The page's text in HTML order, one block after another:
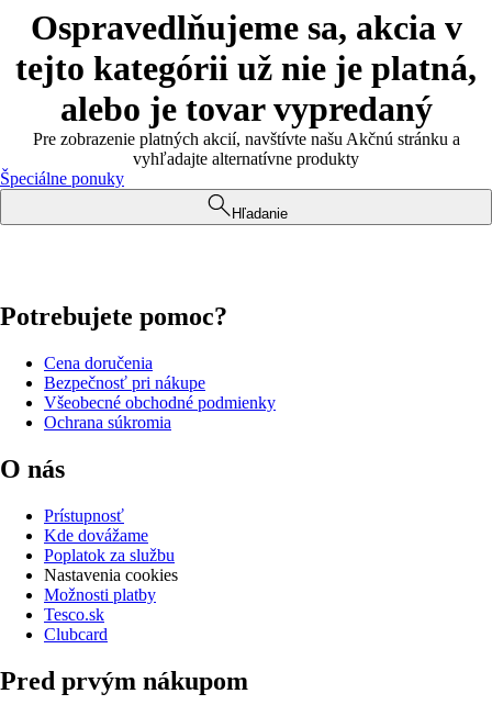
Ospravedlňujeme sa, akcia v
tejto kategórii už nie je platná,
alebo je tovar vypredaný
Pre zobrazenie platných akcií, navštívte našu Akčnú stránku a
vyhľadajte alternatívne produkty
Špeciálne ponuky
Hľadanie
Potrebujete pomoc?
Cena doručenia
Bezpečnosť pri nákupe
Všeobecné obchodné podmienky
Ochrana súkromia
O nás
Prístupnosť
Kde dovážame
Poplatok za službu
Nastavenia cookies
Možnosti platby
Tesco.sk
Clubcard
Pred prvým nákupom